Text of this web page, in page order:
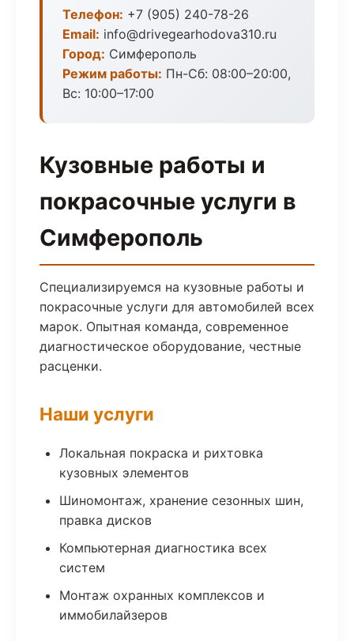
Телефон: +7 (905) 240-78-26
Email: info@drivegearhodova310.ru
Город: Симферополь
Режим работы: Пн-Сб: 08:00–20:00,
Вс: 10:00–17:00
Кузовные работы и
покрасочные услуги в
Симферополь
Специализируемся на кузовные работы и
покрасочные услуги для автомобилей всех
марок. Опытная команда, современное
диагностическое оборудование, честные
расценки.
Наши услуги
Локальная покраска и рихтовка
кузовных элементов
Шиномонтаж, хранение сезонных шин,
правка дисков
Компьютерная диагностика всех
систем
Монтаж охранных комплексов и
иммобилайзеров